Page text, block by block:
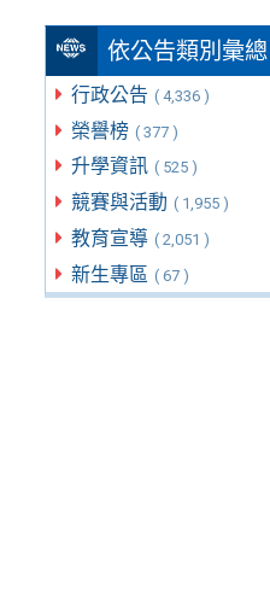
依公告類別彙總
行政公告 ( 4,336 )
榮譽榜 ( 377 )
升學資訊 ( 525 )
競賽與活動 ( 1,955 )
教育宣導 ( 2,051 )
新生專區 ( 67 )